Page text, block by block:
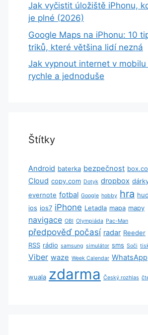
Jak vyčistit úložiště iPhonu,
je plné (2026)
Google Maps na iPhonu: 10
triků, které většina lidí nezná
Jak vypnout internet v mobilu
rychle a jednoduše
Štítky
Android baterka bezpečnost
Cloud copy.com Dotyk dropbox
evernote fotbal Google hobby hra
ios ios7 iPhone Letadla mapa mapy
navigace OBI Olympiáda Pac-Man
předpověď počasí radar Reeder
RSS rádio samsung simulátor sms Soči
Viber waze Week Calendar WhatsApp
wuala zdarma Český rozhlas